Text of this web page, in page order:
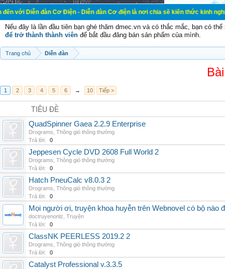
đàn Cơ Điện - Diễn đàn Cơ điện là nơi chia sẽ kiến thức kinh nghiệm
Nếu đây là lần đầu tiên bạn ghé thăm dmec.vn và có thắc mắc, bạn có
để trở thành thành viên để bắt đầu đăng bán sản phẩm của mình.
Trang chủ Diễn đàn
1 2 3 4 5 6 → 10 Tiếp >
TIÊU ĐỀ
QuadSpinner Gaea 2.2.9 Enterprise
Drograms Thông gió thông thường
Trả lời:
0
Jeppesen Cycle DVD 2608 Full World 2
Drograms Thông gió thông thường
Trả lời:
0
Hatch PneuCalc v8.0.3 2
Drograms Thông gió thông thường
Trả lời:
0
Mọi người ơi, truyện khoa huyễn trên Webnovel có bộ nào
doctruyenonlz Truyện
Trả lời:
0
ClassNK PEERLESS 2019.2 2
Drograms Thông gió thông thường
Trả lời:
0
Catalyst Professional v.3.3.5